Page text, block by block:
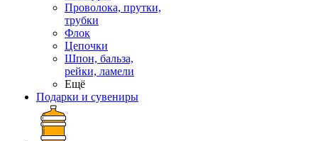
Проволока, прутки,
трубки
Флок
Цепочки
Шпон, бальза,
рейки, ламели
Ещё
Подарки и сувениры